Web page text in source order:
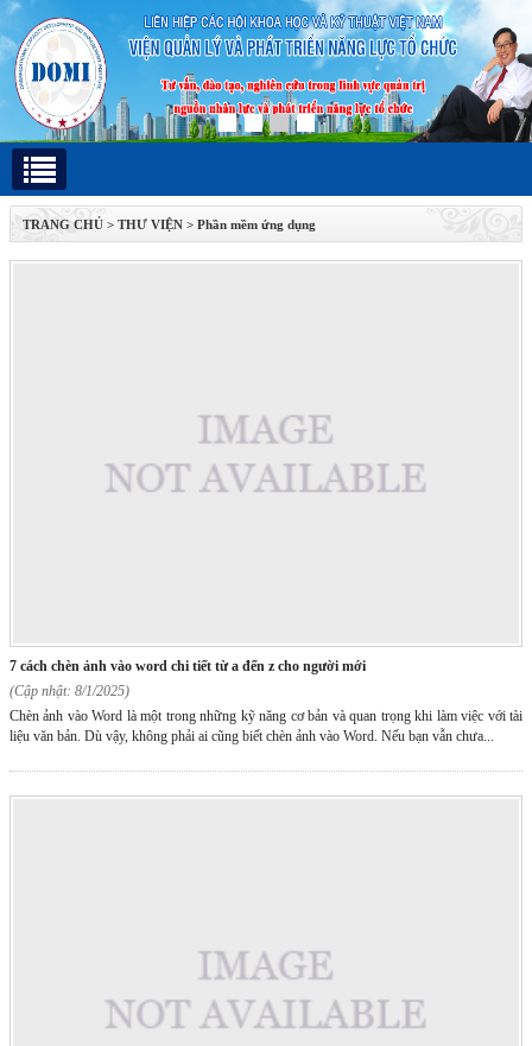
TRANG CHỦ > THƯ VIỆN > Phần mềm ứng dụng
7 cách chèn ảnh vào word chi tiết từ a đến z cho người mới
(Cập nhật: 8/1/2025)
Chèn ảnh vào Word là một trong những kỹ năng cơ bản và quan trọng khi làm việc với tài
liệu văn bản. Dù vậy, không phải ai cũng biết chèn ảnh vào Word. Nếu bạn vẫn chưa...